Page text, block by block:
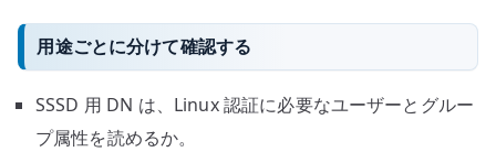
用途ごとに分けて確認する
SSSD 用 DN は、Linux 認証に必要なユーザーとグルー
プ属性を読めるか。